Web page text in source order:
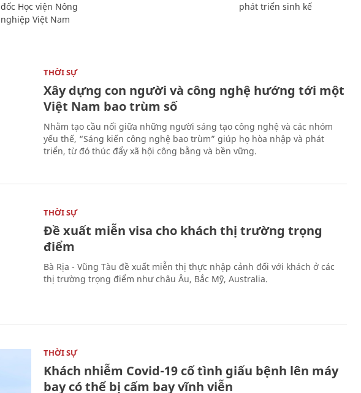
đốc Học viện Nông
nghiệp Việt Nam
phát triển sinh kế
THỜI SỰ
Xây dựng con người và công nghệ hướng tới một
Việt Nam bao trùm số
Nhằm tạo cầu nối giữa những người sáng tạo công nghệ và các nhóm
yếu thế, “Sáng kiến công nghệ bao trùm” giúp họ hòa nhập và phát
triển, từ đó thúc đẩy xã hội công bằng và bền vững.
THỜI SỰ
Đề xuất miễn visa cho khách thị trường trọng
điểm
Bà Rịa - Vũng Tàu đề xuất miễn thị thực nhập cảnh đối với khách ở các
thị trường trọng điểm như châu Âu, Bắc Mỹ, Australia.
THỜI SỰ
Khách nhiễm Covid-19 cố tình giấu bệnh lên máy
bay có thể bị cấm bay vĩnh viễn